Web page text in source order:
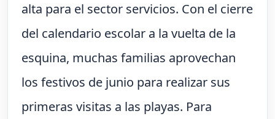
alta para el sector servicios. Con el cierre
del calendario escolar a la vuelta de la
esquina, muchas familias aprovechan
los festivos de junio para realizar sus
primeras visitas a las playas. Para